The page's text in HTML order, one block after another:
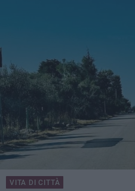
VITA DI CITTÀ